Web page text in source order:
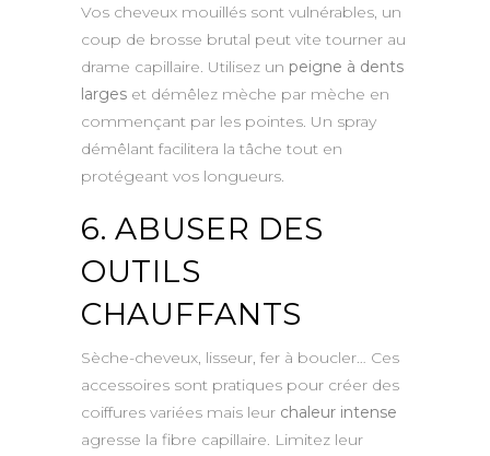
Vos cheveux mouillés sont vulnérables, un
coup de brosse brutal peut vite tourner au
drame capillaire. Utilisez un peigne à dents
larges et démêlez mèche par mèche en
commençant par les pointes. Un spray
démêlant facilitera la tâche tout en
protégeant vos longueurs.
6. ABUSER DES
OUTILS
CHAUFFANTS
Sèche-cheveux, lisseur, fer à boucler… Ces
accessoires sont pratiques pour créer des
coiffures variées mais leur chaleur intense
agresse la fibre capillaire. Limitez leur